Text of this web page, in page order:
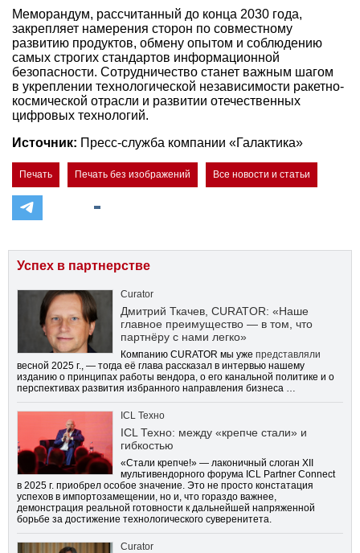
Меморандум, рассчитанный до конца 2030 года,
закрепляет намерения сторон по совместному
развитию продуктов, обмену опытом и соблюдению
самых строгих стандартов информационной
безопасности. Сотрудничество станет важным шагом
в укреплении технологической независимости ракетно-
космической отрасли и развитии отечественных
цифровых технологий.
Источник: Пресс-служба компании «Галактика»
Печать Печать без изображений Все новости и статьи
Успех в партнерстве
Curator
Дмитрий Ткачев, CURATOR: «Наше
главное преимущество — в том, что
партнёру с нами легко»
Компанию CURATOR мы уже представляли
весной 2025 г., — тогда её глава рассказал в интервью нашему
изданию о принципах работы вендора, о его канальной политике и о
перспективах развития избранного направления бизнеса …
ICL Техно
ICL Техно: между «крепче стали» и
гибкостью
«Стали крепче!» — лаконичный слоган XII
мультивендорного форума ICL Partner Connect
в 2025 г. приобрел особое значение. Это не просто констатация
успехов в импортозамещении, но и, что гораздо важнее,
демонстрация реальной готовности к дальнейшей напряженной
борьбе за достижение технологического суверенитета.
Curator